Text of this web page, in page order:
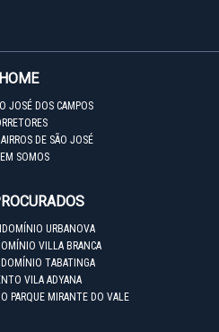
HOME
JOSÉ DOS CAMPOS
DE SÃO JOSÉ
SOMOS
URBANOVA
VILLA BRANCA
TABATINGA
VILA ADYANA
PARQUE MIRANTE DO VALE